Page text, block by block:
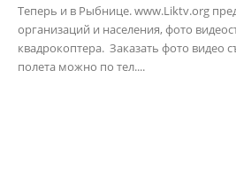
Теперь и в Рыбнице. www.Liktv.org
организаций и населения, фото
квадрокоптера. Заказать фото видео
полета можно по тел....